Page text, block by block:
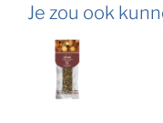
Je zou ook